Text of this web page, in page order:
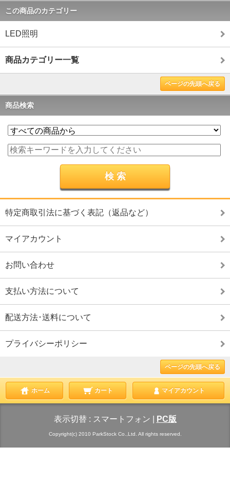
この商品のカテゴリー
LED照明
商品カテゴリー一覧
ページの先頭へ戻る
商品検索
特定商取引法に基づく表記（返品など）
マイアカウント
お問い合わせ
支払い方法について
配送方法･送料について
プライバシーポリシー
ページの先頭へ戻る
ホーム カート マイアカウント
表示切替 : スマートフォン PC版
Copyright(c) 2010 ParkStock Co.,Ltd. All rights reserved.